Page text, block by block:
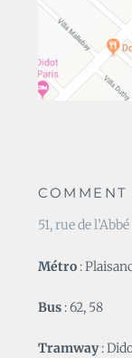
COMMENT
51, rue de
Métro :
Bus : 62, 58
Tramway: